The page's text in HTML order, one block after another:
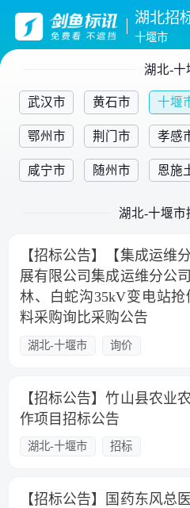
湖北招
十堰市
湖北-十
武汉市 黄石市 十堰
鄂州市 荆门市 孝感
咸宁市 随州市 恩施
湖北-十堰市
【招标公告】【集成运维
展有限公司集成运维分公
林、白蛇沟35kV变电站
料采购询比采购公告
湖北-十堰市 询价
【招标公告】竹山县农业
作项目招标公告
湖北-十堰市 招标
【招标公告】国药东风总